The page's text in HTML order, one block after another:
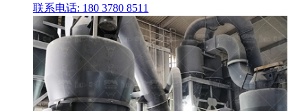
联系电话: 180 3780 8511